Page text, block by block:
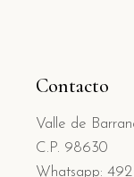
Contacto
Valle de
C.P. 98630
Whatsapp: 492